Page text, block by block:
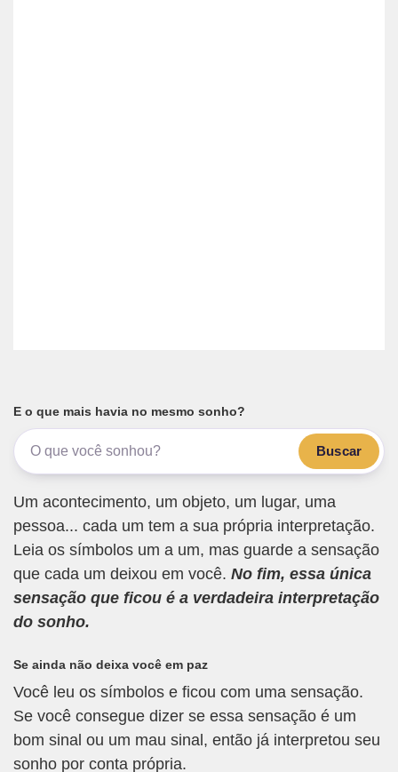
E o que mais havia no mesmo sonho?
Buscar
Um acontecimento, um objeto, um lugar, uma
pessoa... cada um tem a sua própria interpretação.
Leia os símbolos um a um, mas guarde a sensação
que cada um deixou em você. No fim, essa única
sensação que ficou é a verdadeira interpretação
do sonho.
Se ainda não deixa você em paz
Você leu os símbolos e ficou com uma sensação.
Se você consegue dizer se essa sensação é um
bom sinal ou um mau sinal, então já interpretou seu
sonho por conta própria.